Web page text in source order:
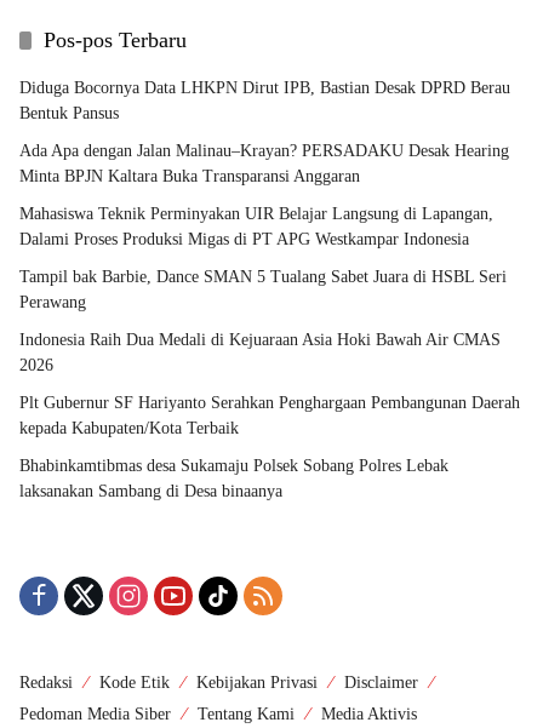
Pos-pos Terbaru
Diduga Bocornya Data LHKPN Dirut IPB, Bastian Desak DPRD Berau
Bentuk Pansus
Ada Apa dengan Jalan Malinau–Krayan? PERSADAKU Desak Hearing
Minta BPJN Kaltara Buka Transparansi Anggaran
Mahasiswa Teknik Perminyakan UIR Belajar Langsung di Lapangan,
Dalami Proses Produksi Migas di PT APG Westkampar Indonesia
Tampil bak Barbie, Dance SMAN 5 Tualang Sabet Juara di HSBL Seri
Perawang
Indonesia Raih Dua Medali di Kejuaraan Asia Hoki Bawah Air CMAS
2026
Plt Gubernur SF Hariyanto Serahkan Penghargaan Pembangunan Daerah
kepada Kabupaten/Kota Terbaik
Bhabinkamtibmas desa Sukamaju Polsek Sobang Polres Lebak
laksanakan Sambang di Desa binaanya
Redaksi Kode Etik Kebijakan Privasi
Disclaimer
Pedoman Media Siber
Tentang Kami Media Aktivis